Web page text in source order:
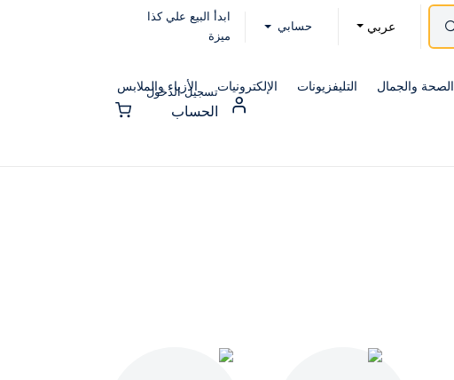
عربي حسابي
ابدأ البيع علي كذا
ميزة
الصحة والجمال التليفزيونات الإلكترونيات الأزياء والملابس
تسجيل الدخول
الحساب